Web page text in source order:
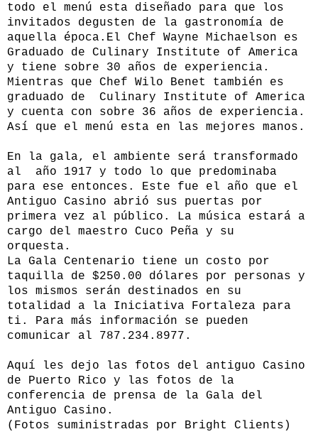
todo el menú esta diseñado para que los
invitados degusten de la gastronomía de
aquella época.El Chef Wayne Michaelson es
Graduado de Culinary Institute of America
y tiene sobre 30 años de experiencia.
Mientras que Chef Wilo Benet también es
graduado de Culinary Institute of America
y cuenta con sobre 36 años de experiencia.
Así que el menú esta en las mejores manos.
En la gala, el ambiente será transformado
al año 1917 y todo lo que predominaba
para ese entonces. Este fue el año que el
Antiguo Casino abrió sus puertas por
primera vez al público. La música estará a
cargo del maestro Cuco Peña y su
orquesta.
La Gala Centenario tiene un costo por
taquilla de $250.00 dólares por personas y
los mismos serán destinados en su
totalidad a la Iniciativa Fortaleza para
ti. Para más información se pueden
comunicar al 787.234.8977.
Aquí les dejo las fotos del antiguo Casino
de Puerto Rico y las fotos de la
conferencia de prensa de la Gala del
Antiguo Casino.
(Fotos suministradas por Bright Clients)